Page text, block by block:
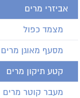
אביזרי מרים
מצמד כפול
מסעף מאוגן מרים
קטע תיקון מרים
מעבר קוטר מרים